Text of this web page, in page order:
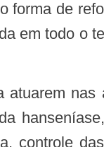
em todo o
controle